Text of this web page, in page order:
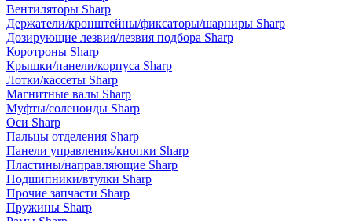
Вентиляторы Sharp
Держатели/кронштейны/фиксаторы/шарниры Sharp
Дозирующие лезвия/лезвия подбора Sharp
Коротроны Sharp
Крышки/панели/корпуса Sharp
Лотки/кассеты Sharp
Магнитные валы Sharp
Муфты/соленоиды Sharp
Оси Sharp
Пальцы отделения Sharp
Панели управления/кнопки Sharp
Пластины/направляющие Sharp
Подшипники/втулки Sharp
Прочие запчасти Sharp
Пружины Sharp